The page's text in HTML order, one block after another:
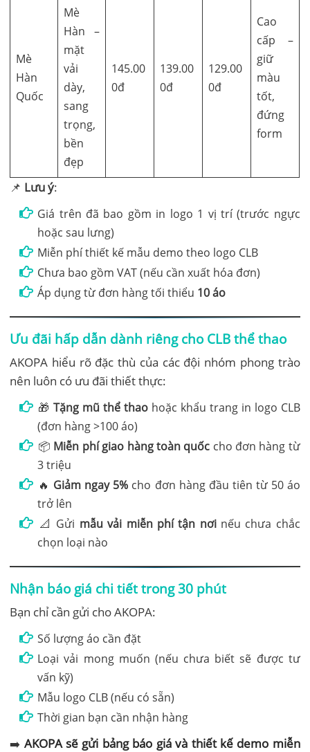
Mè
Hàn
Quốc
145.00
0đ
139.00
0đ
129.00
0đ
Cao
cấp –
giữ
màu
tốt,
đứng
form
📌 Lưu ý:
Giá trên đã bao gồm in logo 1 vị trí (trước ngực
hoặc sau lưng)
Miễn phí thiết kế mẫu demo theo logo CLB
Chưa bao gồm VAT (nếu cần xuất hóa đơn)
Áp dụng từ đơn hàng tối thiểu 10 áo
Ưu đãi hấp dẫn dành riêng cho CLB thể thao
AKOPA hiểu rõ đặc thù của các đội nhóm phong trào
nên luôn có ưu đãi thiết thực:
🎁Tặng mũ thể thao hoặc khẩu trang in logo CLB
(đơn hàng >100 áo)
📦 Miễn phí giao hàng toàn quốc cho đơn hàng từ
3 triệu
🔥 Giảm ngay 5% cho đơn hàng đầu tiên từ 50 áo
trở lên
📐 Gửi mẫu vải miễn phí tận nơinếu chưa chắc
chọn loại nào
Nhận báo giá chi tiết trong 30 phút
Bạn chỉ cần gửi cho AKOPA:
Số lượng áo cần đặt
Loại vải mong muốn (nếu chưa biết sẽ được tư
vấn kỹ)
Mẫu logo CLB (nếu có sẵn)
Thời gian bạn cần nhận hàng
➡️ AKOPA sẽ gửi bảng báo giá và thiết kế demo miễn